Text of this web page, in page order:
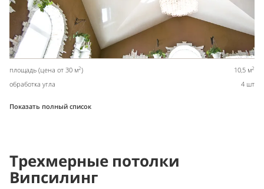
площадь (цена от 30 м2) 10,5 м2
обработка угла 4 шт
Показать полный список
Трехмерные потолки
Випсилинг